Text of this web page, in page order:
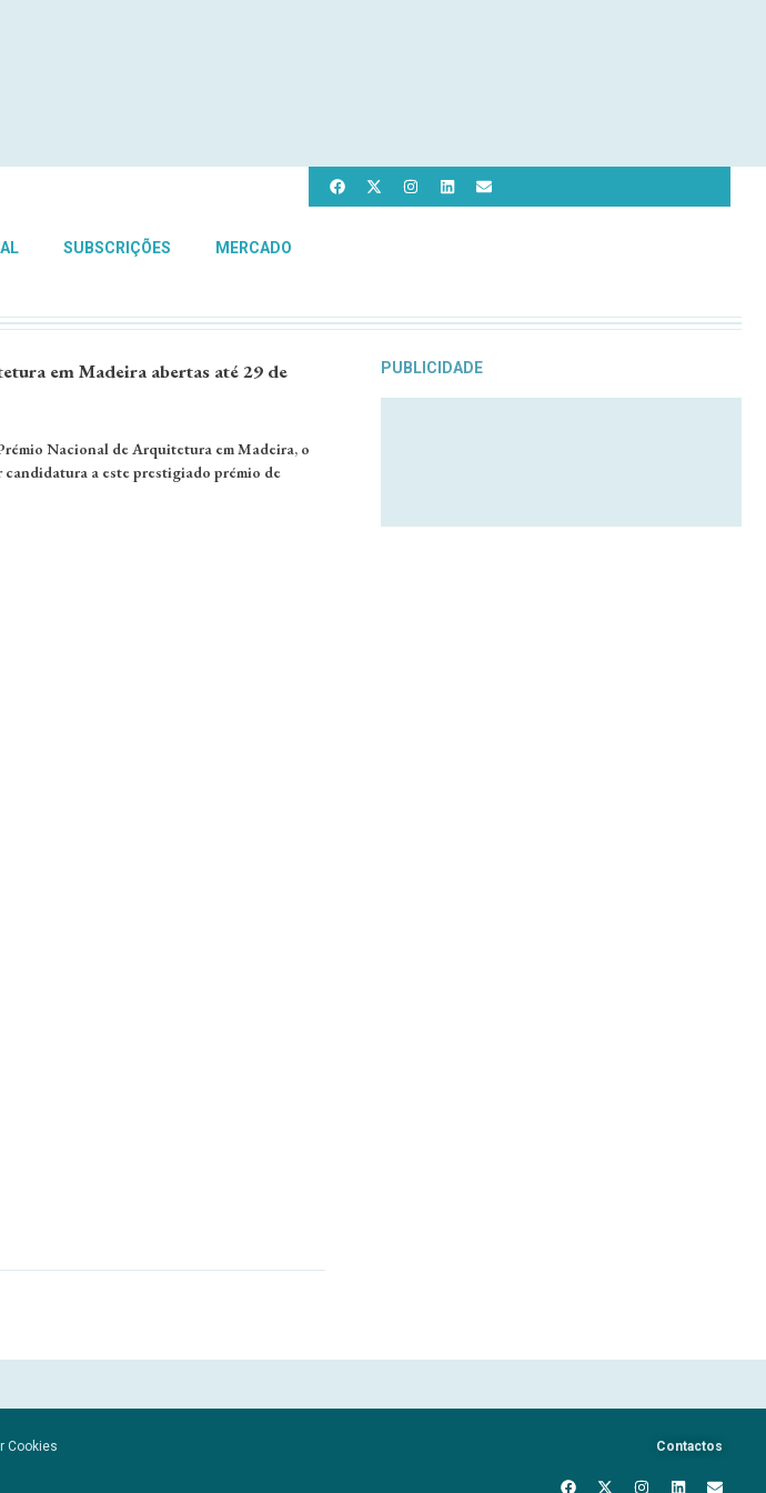
SUBSCRIÇÕES MERCADO
em Madeira abertas até 29 de
Nacional de Arquitetura em Madeira, o
candidatura a este prestigiado prémio de
PUBLICIDADE
Cookies Contactos